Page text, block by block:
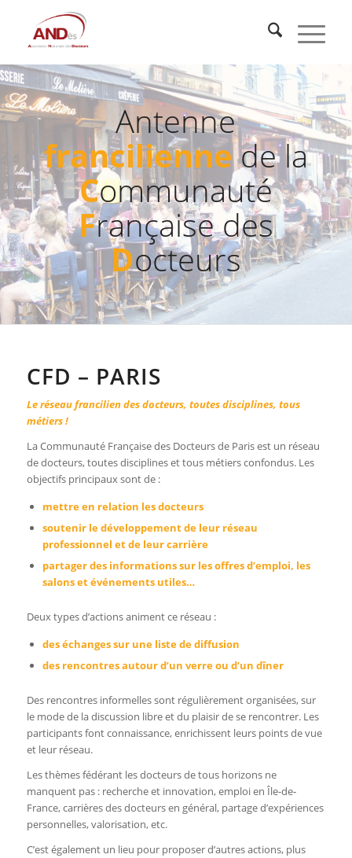
Antenne
franciliennede la
Communauté
Française des
Docteurs
CFD – PARIS
Le réseau francilien des docteurs, toutes disciplines, tous
métiers !
La Communauté Française des Docteurs de Paris est un réseau
de docteurs, toutes disciplines et tous métiers confondus. Les
objectifs principaux sont de :
mettre en relation les docteurs
soutenir le développement de leur réseau
professionnel et de leur carrière
partager des informations sur les offres d’emploi, les
salons et événements utiles…
Deux types d’actions animent ce réseau :
des échanges sur une liste de diffusion
des rencontres autour d’un verre ou d’un dîner
Des rencontres informelles sont régulièrement organisées, sur
le mode de la discussion libre et du plaisir de se rencontrer. Les
participants font connaissance, enrichissent leurs points de vue
et leur réseau.
Les thèmes fédérant les docteurs de tous horizons ne
manquent pas : recherche et innovation, emploi en Île-de-
France, carrières des docteurs en général, partage d’expériences
personnelles, valorisation, etc.
C’est également un lieu pour proposer d’autres actions, plus